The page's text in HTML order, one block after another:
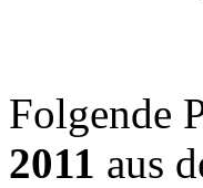
Folgende
2011 aus